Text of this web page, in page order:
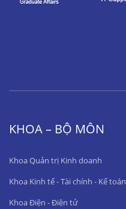
KHOA – BỘ MÔN
Khoa Quản trị Kinh doanh
Khoa Kinh tế - Tài chính - Kế toán
Khoa Điện - Điện tử